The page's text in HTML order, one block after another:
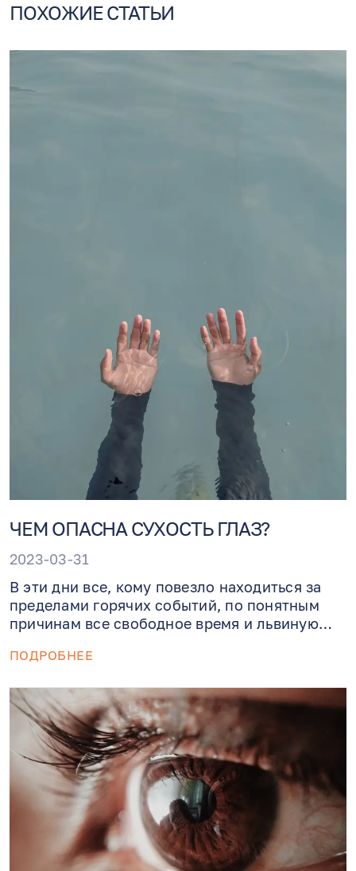
ПОХОЖИЕ СТАТЬИ
ЧЕМ ОПАСНА СУХОСТЬ ГЛАЗ?
2023-03-31
В эти дни все, кому повезло находиться за
пределами горячих событий, по понятным
причинам все свободное время и львиную
просмотру новостей. Помните мудрую
случае чего в первую очередь наденьте
кислородную маску сами, а уже потом
помогайте другим. Иначе от вас не будет
толку.
ПОДРОБНЕЕ